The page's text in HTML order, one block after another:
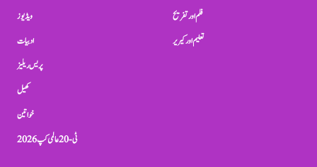
ویڈیوز
ادبیات
پریس ریلیز
کھیل
خواتین
ٹی-20 عالمی کپ 2026
فلم اور تفریح
تعلیم اور کیریر